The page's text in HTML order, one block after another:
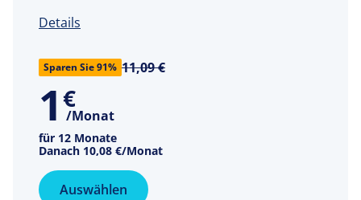
Details
Sparen Sie 91% 11,09 €
1 €
/Monat
für 12 Monate
Danach 10,08 €/Monat
Auswählen